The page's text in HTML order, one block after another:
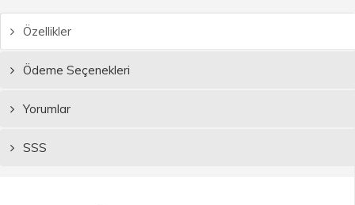
Özellikler
Ödeme Seçenekleri
Yorumlar
SSS